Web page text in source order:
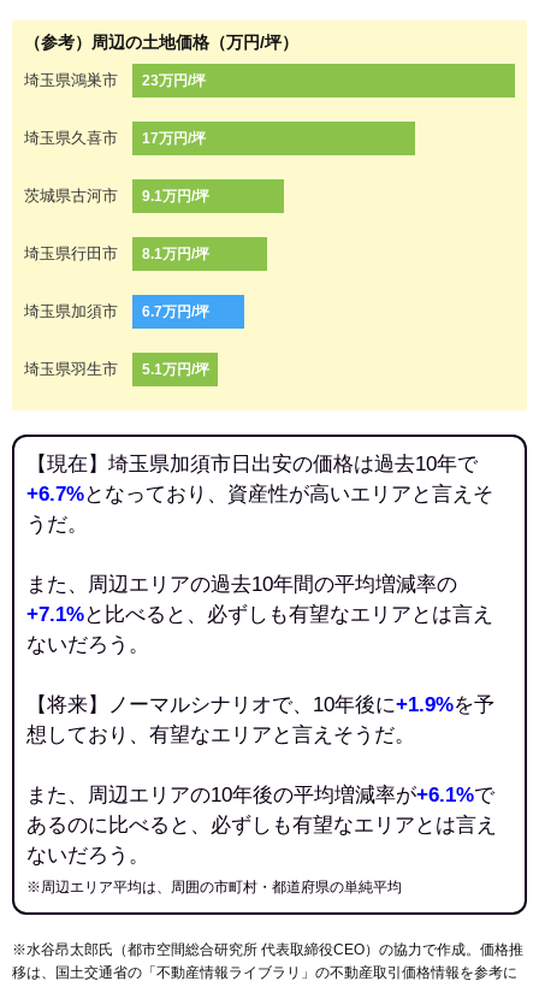
（参考）周辺の土地価格（万円/坪）
埼玉県鴻巣市 23万円/坪
埼玉県久喜市 17万円/坪
茨城県古河市 9.1万円/坪
埼玉県行田市 8.1万円/坪
埼玉県加須市 6.7万円/坪
埼玉県羽生市 5.1万円/坪
【現在】埼玉県加須市日出安の価格は過去10年で
+6.7%となっており、資産性が高いエリアと言えそ
うだ。
また、周辺エリアの過去10年間の平均増減率の
+7.1%と比べると、必ずしも有望なエリアとは言え
ないだろう。
【将来】ノーマルシナリオで、10年後に+1.9%を予
想しており、有望なエリアと言えそうだ。
また、周辺エリアの10年後の平均増減率が+6.1%で
あるのに比べると、必ずしも有望なエリアとは言え
ないだろう。
※周辺エリア平均は、周囲の市町村・都道府県の単純平均
※水谷昂太郎氏（都市空間総合研究所 代表取締役CEO）の協力で作成。価格推
移は、国土交通省の「 不動産情報ライブラリ 」の不動産取引価格情報を参考に